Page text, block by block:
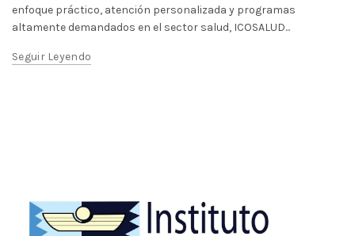
enfoque práctico, atención personalizada y programas
altamente demandados en el sector salud, ICOSALUD...
Seguir Leyendo